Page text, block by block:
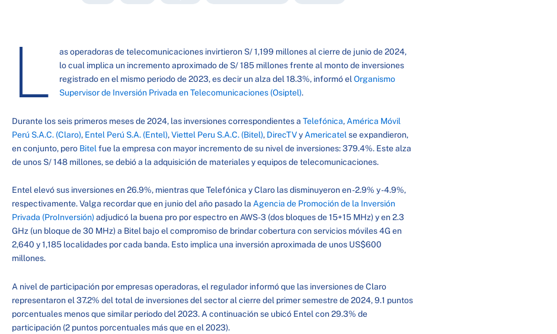
L
as operadoras de telecomunicaciones invirtieron S/ 1,199 millones al cierre de junio de 2024,
lo cual implica un incremento aproximado de S/ 185 millones frente al monto de inversiones
registrado en el mismo periodo de 2023, es decir un alza del 18.3%, informó el Organismo
Supervisor de Inversión Privada en Telecomunicaciones (Osiptel).
Durante los seis primeros meses de 2024, las inversiones correspondientes a Telefónica, América Móvil
Perú S.A.C. (Claro), Entel Perú S.A. (Entel),Viettel Peru S.A.C. (Bitel), DirecTVy Americatel se expandieron,
en conjunto, pero Bitel fue la empresa con mayor incremento de su nivel de inversiones: 379.4%. Este alza
de unos S/ 148 millones, se debió a la adquisición de materiales y equipos de telecomunicaciones.
Entel elevó sus inversiones en 26.9%, mientras que Telefónica y Claro las disminuyeron en -2.9% y -4.9%,
respectivamente. Valga recordar que en junio del año pasado la Agencia de Promoción de la Inversión
Privada (ProInversión)adjudicó la buena pro por espectro en AWS-3 (dos bloques de 15+15 MHz) y en 2.3
GHz (un bloque de 30 MHz) a Bitel bajo el compromiso de brindar cobertura con servicios móviles 4G en
2,640 y 1,185 localidades por cada banda. Esto implica una inversión aproximada de unos US$600
millones.
A nivel de participación por empresas operadoras, el regulador informó que las inversiones de Claro
representaron el 37.2% del total de inversiones del sector al cierre del primer semestre de 2024, 9.1 puntos
porcentuales menos que similar periodo del 2023. A continuación se ubicó Entel con 29.3% de
participación (2 puntos porcentuales más que en el 2023).